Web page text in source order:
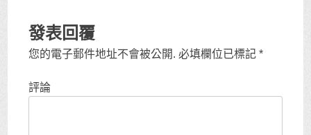
發表回覆
您的電子郵件地址不會被公開. 必填欄位已標記*
評論